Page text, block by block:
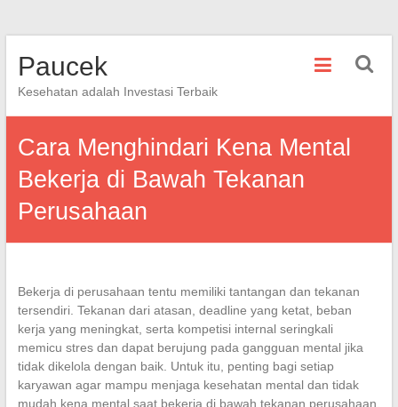
Paucek
Kesehatan adalah Investasi Terbaik
Cara Menghindari Kena Mental
Bekerja di Bawah Tekanan
Perusahaan
Bekerja di perusahaan tentu memiliki tantangan dan tekanan
tersendiri. Tekanan dari atasan, deadline yang ketat, beban
kerja yang meningkat, serta kompetisi internal seringkali
memicu stres dan dapat berujung pada gangguan mental jika
tidak dikelola dengan baik. Untuk itu, penting bagi setiap
karyawan agar mampu menjaga kesehatan mental dan tidak
mudah kena mental saat bekerja di bawah tekanan perusahaan.